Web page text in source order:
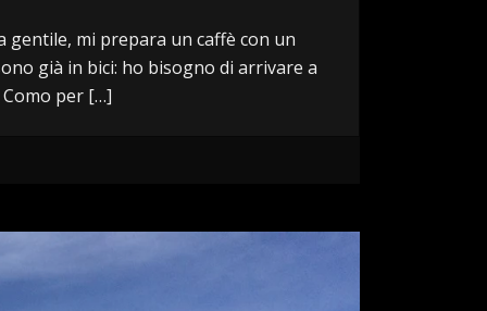
gentile, mi prepara un caffè con un
già in bici: ho bisogno di arrivare a
per […]